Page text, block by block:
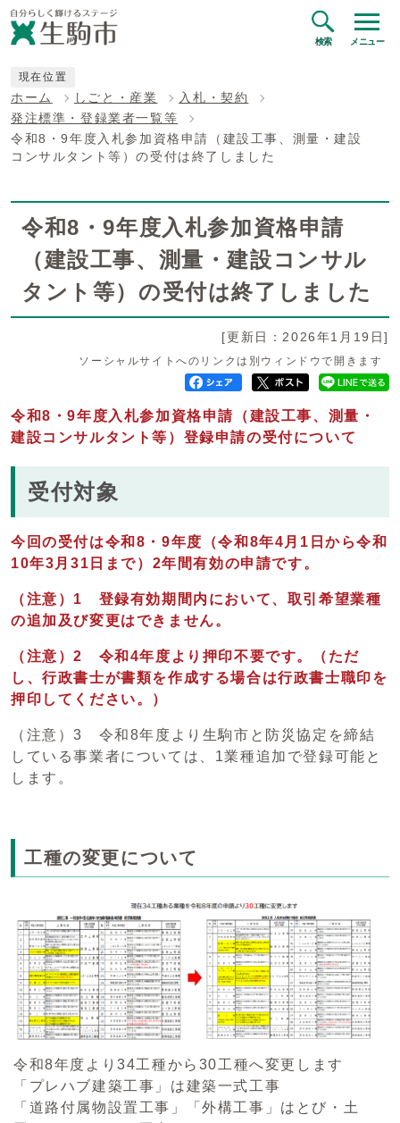
検索 メニュー
現在位置
ホーム しごと・産業
入札・契約
発注標準・登録業者一覧等
令和8・9年度入札参加資格申請（建設工事、測量・建設
コンサルタント等）の受付は終了しました
令和8・9年度入札参加資格申請
（建設工事、測量・建設コンサル
タント等）の受付は終了しました
[更新日：2026年1月19日]
ソーシャルサイトへのリンクは別ウィンドウで開きます
令和8・9年度入札参加資格申請（建設工事、測量・
建設コンサルタント等）登録申請の受付について
受付対象
今回の受付は令和8・9年度（令和8年4月1日から令和
10年3月31日まで）2年間有効の申請です。
（注意）1
登録有効期間内において、取引希望業種
の追加及び変更はできません。
（注意）2 令和4年度より押印不要です。（ただ
し、行政書士が書類を作成する場合は行政書士職印を
押印してください。）
（注意）3 令和8年度より生駒市と防災協定を締結
している事業者については、1業種追加で登録可能と
します。
工種の変更について
令和8年度より34工種から30工種へ変更します
「プレハブ建築工事」は建築一式工事
「道路付属物設置工事」「外構工事」はとび・土